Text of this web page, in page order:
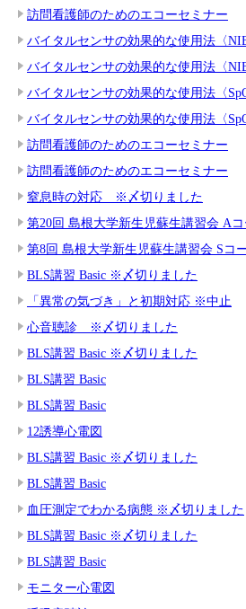
訪問看護師のためのエコーセミナー
バイタルセンサの効果的な使用法〈
バイタルセンサの効果的な使用法〈
バイタルセンサの効果的な使用法〈
バイタルセンサの効果的な使用法〈
訪問看護師のためのエコーセミナー
訪問看護師のためのエコーセミナー
窒息時の対応 ※〆切りました
第20回 島根大学新生児蘇生講習会 A
第8回 島根大学新生児蘇生講習会 Sコ
BLS講習 Basic ※〆切りました
「異常の気づき」と初期対応 ※中止
心音聴診 ※〆切りました
BLS講習 Basic ※〆切りました
BLS講習 Basic
BLS講習 Basic
12誘導心電図
BLS講習 Basic ※〆切りました
BLS講習 Basic
血圧測定でわかる病態 ※〆切りました
BLS講習 Basic ※〆切りました
BLS講習 Basic
モニター心電図